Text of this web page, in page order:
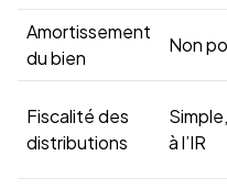
Amortissement
du bien
Non
Fiscalité des
distributions
à l’IR